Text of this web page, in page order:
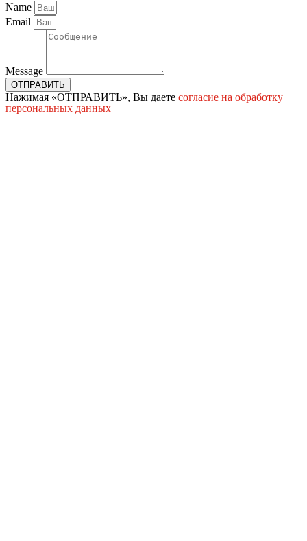
Name
Email
Message
ОТПРАВИТЬ
Нажимая «ОТПРАВИТЬ», Вы даете согласие на обработку
персональных данных